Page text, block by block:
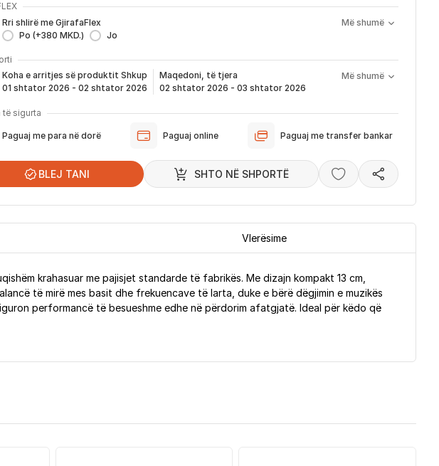
Rri shlirë me GjirafaFlex
Po (+380 MKD.)
Jo
Më shumë
Me GjirafaFLEX përfitoni:
-Prioritetpër zgjidhjen e çdo problemi me produktin brenda 1 viti nga blerja
- Kontakt brenda
24 hpër servisim, zëvendësim apo kthim
- Pranim dhe dërgim me postë të produktit të servisuarpa pagesë
Koha e arritjes së produktit Shkup
01 shtator 2026 - 02 shtator 2026
Maqedoni, të tjera
02 shtator 2026 - 03 shtator 2026
Më shumë
dhe njoftimit për verifikim që ju e pranoni përmes email-it apo SMS-it.
Nëse porosia bëhet tani, produkti arrin sipas afatit kohor të vendosur më lartë. Ju do të
njoftoheni në vazhdimësi përmes emailit rreth vendndodhjes së porosisë suaj, duke
për te ju.
të rasteve, produktet arrijnë sipas parashikimit të vendosur më lartë. Ju lusim të keni parasysh
të sigurta
Paguaj me para në dorë Paguaj online Paguaj me transfer bankar
BLEJ TANI SHTO NË SHPORTË
Vlerësime
krahasuar me pajisjet standarde të fabrikës. Me dizajn kompakt 13 cm,
të mirë mes basit dhe frekuencave të larta, duke e bërë dëgjimin e muzikës
performancë të besueshme edhe në përdorim afatgjatë. Ideal për këdo që